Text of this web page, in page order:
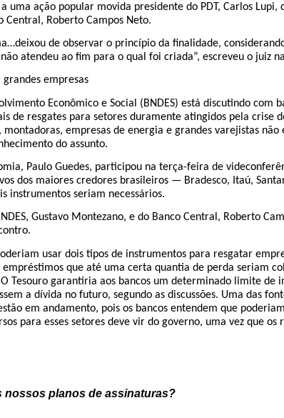
uma ação popular movida presidente do PDT, Carlos Lupi,
Central, Roberto Campos Neto.
de observar o princípio da finalidade,
não atendeu ao fim para o qual foi criada”, escreveu o juiz
grandes empresas
Econômico e Social (BNDES) está discutindo com
de resgates para setores duramente atingidos pela crise
montadoras, empresas de energia e grandes varejistas não
do assunto.
Paulo Guedes, participou na terça-feira de
dos maiores credores brasileiros — Bradesco, Itaú,
instrumentos seriam necessários.
Gustavo Montezano, e do Banco Central, Roberto
usar dois tipos de instrumentos para resgatar
que até uma certa quantia de perda seriam
Tesouro garantiria aos bancos um determinado limite de
a dívida no futuro, segundo as discussões. Uma das
em andamento, pois os bancos entendem que
para esses setores deve vir do governo, uma vez que os
nossos planos de assinaturas?